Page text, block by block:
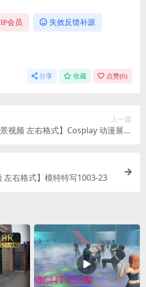
会员 失效反馈补源
分享 收藏 点赞(0)
上一篇
景视频 左右格式】Cosplay 动漫展二
左右格式】模特特写1003-23